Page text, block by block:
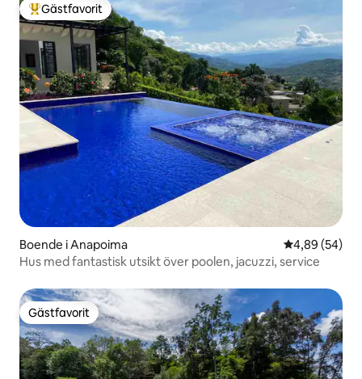
Populär gästfavorit
Gästfavorit
Boende i Anapoima 4,89 av 5 i
4,89 (54)
Hus med fantastisk utsikt över poolen, jacuzzi, service
Gästfavorit
Gästfavorit